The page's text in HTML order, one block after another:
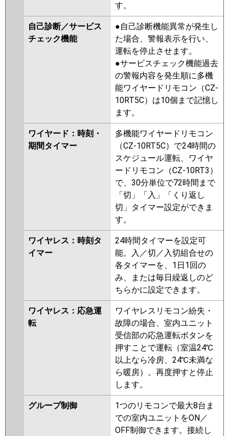
す。
自己診断／サービス
チェック機能
●自己診断機能異常が発生し
た場合、警報表示を行い、
運転を停止させます。
●サービスチェック機能過去
の警報内容を発生順に多機
能ワイヤードリモコン（CZ-
10RT5C）は10個まで記憶し
ます。
ワイヤード：時刻・
期間タイマー
多機能ワイヤードリモコン
（CZ-10RT5C）で24時間の
スケジュール運転、ワイヤ
ードリモコン（CZ-10RT3）
で、30分単位で72時間まで
「切」「入」「くり返し
切」タイマー設定ができま
す。
ワイヤレス：時刻タ
イマー
24時間タイマーを設定可
能。入／切／入切組合せの
各タイマーを、1日1回の
み、または毎日繰返しのど
ちらかに設定できます。
ワイヤレス：応急運
転
ワイヤレスリモコン紛失・
故障の場合、室内ユニット
受信部の応急運転ボタンを
押すことで運転（室温24℃
以上なら冷房、24℃未満な
ら暖房）。再度押すと停止
します。
グループ制御
1つのリモコンで最大8台ま
での室内ユニットをON／
OFF制御できます。接続し